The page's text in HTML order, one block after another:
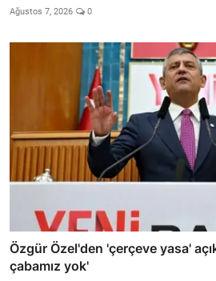
Ağustos 7, 2026 0
Özgür Özel'den 'çerçeve yasa'
çabamız yok'